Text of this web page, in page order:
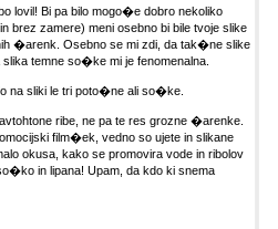
lovil! Bi pa bilo mogo�e dobro nekoliko
brez zamere) meni osebno bi bile tvoje slike
�arenk. Osebno se mi zdi, da tak�ne slike
temne so�ke mi je fenomenalna.
na sliki le tri poto�ne ali so�ke.
ribe, ne pa te res grozne �arenke.
film�ek, vedno so ujete in slikane
okusa, kako se promovira vode in ribolov
in lipana! Upam, da kdo ki snema